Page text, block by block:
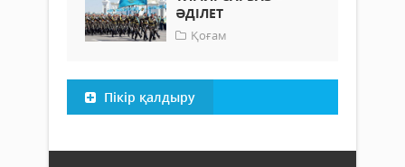
ӘДІЛЕТ
Қоғам
Пікір қалдыру